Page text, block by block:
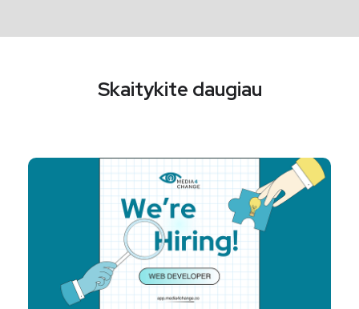
Skaitykite daugiau